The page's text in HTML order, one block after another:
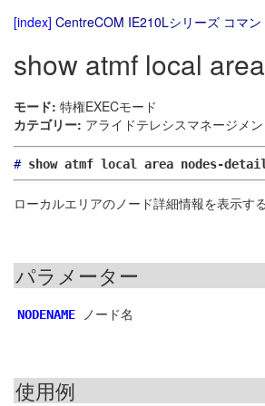
[index] CentreCOM IE210Lシリーズ コマ
show atmf local
モード: 特権EXECモード
カテゴリー: アライドテレシスマネージメ
# show atmf local area nodes-
ローカルエリアのノード詳細情報を表示する
パラメーター
NODENAME ノード名
使用例